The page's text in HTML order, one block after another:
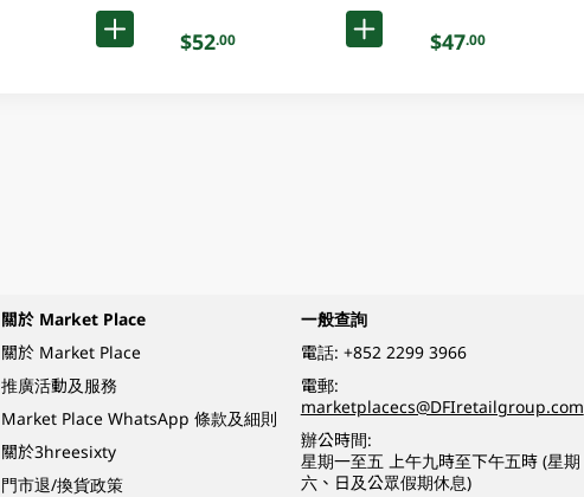
$52.00 $47.00
關於 Market Place
關於 Market Place
推廣活動及服務
Market Place WhatsApp 條款及細則
關於3hreesixty
門市退/換貨政策
一般查詢
電話: +852 2299 3966
電郵:
marketplacecs@DFIretailgroup.com
辦公時間:
星期一至五 上午九時至下午五時 (星期
六、日及公眾假期休息)